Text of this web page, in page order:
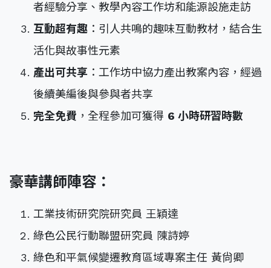
者經驗分享、教學內容工作坊和能源設施走訪
互動超有趣 ：引人共鳴的趣味互動教材，結合生
活化與故事性元素
產出可共享 ：工作坊中協力產出教案內容，經過
後續美編後與參與者共享
完全免費 ，全程參加可獲得 6 小時研習時數
豪華講師陣容：
工業技術研究院研究員 王穎達
綠色公民行動聯盟研究員 陳詩婷
綠色和平氣候變遷教育區域專案主任 黃尙卿